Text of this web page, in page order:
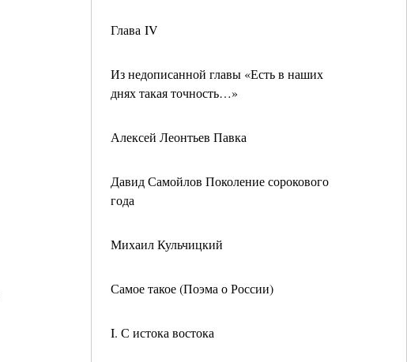
Глава IV
Из недописанной главы «Есть в наших
днях такая точность…»
Алексей Леонтьев Павка
Давид Самойлов Поколение сорокового
года
Михаил Кульчицкий
Самое такое (Поэма о России)
I. С истока востока